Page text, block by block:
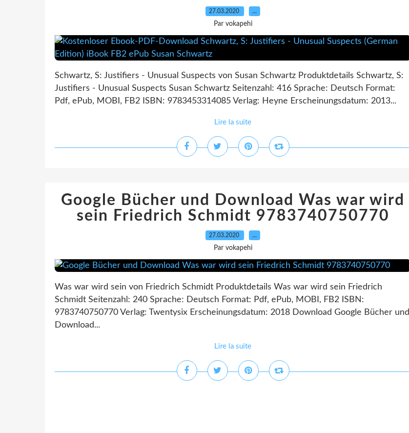
27.03.2020 …
Par vokapehi
Schwartz, S: Justifiers - Unusual Suspects von Susan Schwartz Produktdetails Schwartz, S:
Justifiers - Unusual Suspects Susan Schwartz Seitenzahl: 416 Sprache: Deutsch Format:
Pdf, ePub, MOBI, FB2 ISBN: 9783453314085 Verlag: Heyne Erscheinungsdatum: 2013...
Lire la suite
Google Bücher und Download Was war wird
sein Friedrich Schmidt 9783740750770
27.03.2020 …
Par vokapehi
Was war wird sein von Friedrich Schmidt Produktdetails Was war wird sein Friedrich
Schmidt Seitenzahl: 240 Sprache: Deutsch Format: Pdf, ePub, MOBI, FB2 ISBN:
9783740750770 Verlag: Twentysix Erscheinungsdatum: 2018 Download Google Bücher und
Download...
Lire la suite